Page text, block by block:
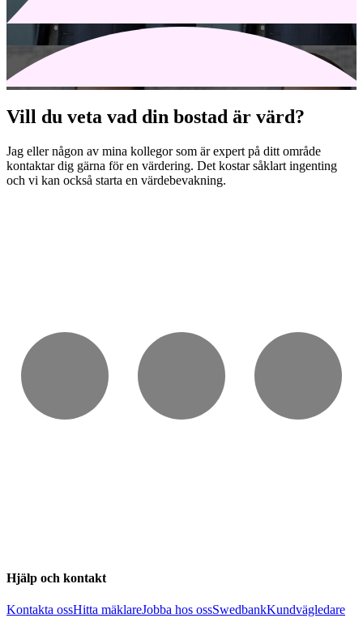
Vill du veta vad din bostad är värd?
Jag eller någon av mina kollegor som är expert på ditt område
kontaktar dig gärna för en värdering. Det kostar såklart ingenting
och vi kan också starta en värdebevakning.
Hjälp och kontakt
Kontakta ossHitta mäklareJobba hos ossSwedbankKundvägledare